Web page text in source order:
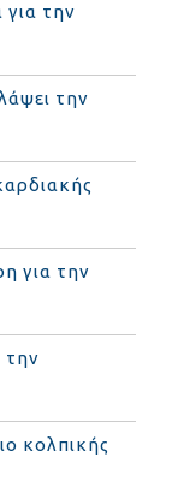
για την
την
για την
την
κολπικής